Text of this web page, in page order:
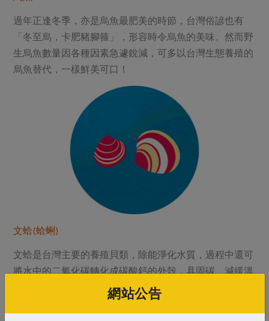
過年正逢冬季，亦是烏魚最肥美的時節，台灣俗諺也有
「冬至烏，卡肥豬腳箍」，形容時令烏魚的美味。然而野
生烏魚數量因各種因素急遽銳減，可多以台灣生態養殖的
烏魚替代，一樣鮮美可口！
文蛤(蛤蜊)
文蛤是台灣主要的養殖貝類，除能淨化水質，過程中還可
將水中的二氧化碳轉化成碳酸鈣的外殼，具固碳、減緩溫
室效應作用。而以生態混養的文蛤，透過魚蝦間的各司其
職，達到生態與水質平衡，不需施用藥物，也能健康成
網站公告